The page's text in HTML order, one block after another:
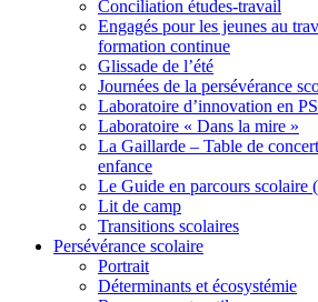
Conciliation études-travail
Engagés pour les jeunes au
formation continue
Glissade de l’été
Journées de la persévérance
Laboratoire d’innovation en PS
Laboratoire « Dans la mire »
La Gaillarde – Table de
enfance
Le Guide en parcours scolaire
Lit de camp
Transitions scolaires
Persévérance scolaire
Portrait
Déterminants et écosystémie